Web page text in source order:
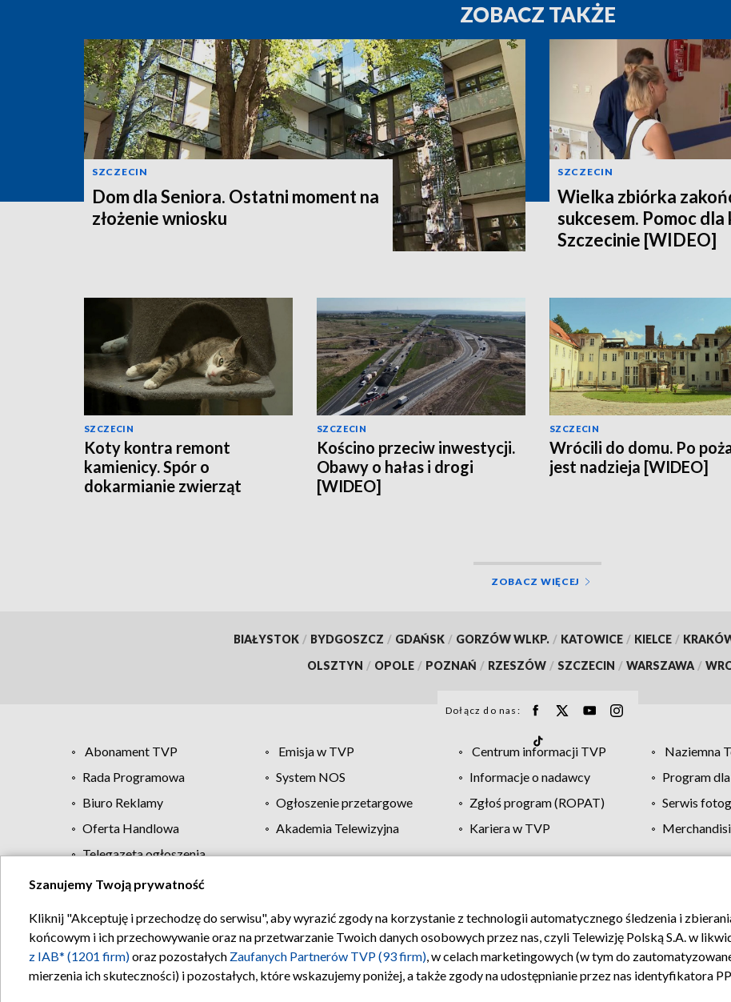
ZOBACZ TAKŻE
SZCZECIN
Dom dla Seniora. Ostatni moment na
złożenie wniosku
SZCZECIN
Wielka zbiórka
sukcesem. Pomoc dla
Szczecinie [WIDEO]
SZCZECIN
Koty kontra remont
kamienicy. Spór o
dokarmianie zwierząt
SZCZECIN
Kościno przeciw inwestycji.
Obawy o hałas i drogi
[WIDEO]
SZCZECIN
Wrócili do domu. Po
jest nadzieja [WIDEO]
ZOBACZ WIĘCEJ
BIAŁYSTOK / BYDGOSZCZ / GDAŃSK / GORZÓW WLKP. / KATOWICE / KIELCE /
OLSZTYN / OPOLE / POZNAŃ / RZESZÓW / SZCZECIN / WARSZAWA /
Dołącz do nas:
Abonament TVP Emisja w TVP Centrum informacji TVP Naziemna
Rada Programowa
System NOS Informacje o nadawcy
Program
Biuro Reklamy
Ogłoszenie przetargowe Zgłoś program (ROPAT)
Serwis
Oferta Handlowa
Akademia Telewizyjna Kariera w TVP
Telegazeta ogłoszenia
Regulamin TVP Polityka prywatności Moje zgody Pomoc Biuro
Szanujemy Twoją prywatność
Kliknij "Akceptuję i przechodzę do serwisu", aby wyrazić zgody na korzystanie z technologii automatycznego śledzenia i
końcowym i ich przechowywanie oraz na przetwarzanie Twoich danych osobowych przez nas, czyli Telewizję Polską S.A. w
z IAB* (1201 firm)oraz pozostałych Zaufanych Partnerów TVP (93 firm), w celach marketingowych (w tym do
mierzenia ich skuteczności) i pozostałych, które wskazujemy poniżej, a także zgody na udostępnianie przez nas identyfikatora